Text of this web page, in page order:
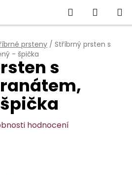
Hledat
KOŠÍK
prsteny / Stříbrný prsten s
- špička
s
hodnocení